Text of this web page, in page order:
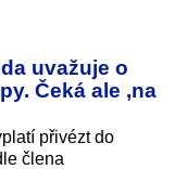
uvažuje o
Čeká ale ‚na
přivézt do
člena